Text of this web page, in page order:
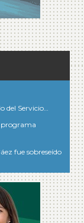
del Servicio…
programa
fue sobreseído